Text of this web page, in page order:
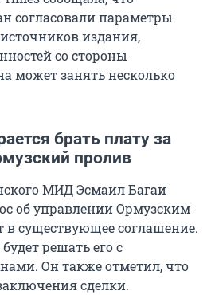
согласовали параметры
издания,
со стороны
может занять несколько
брать плату за
пролив
МИД Эсмаил Багаи
об управлении Ормузским
в существующее соглашение.
решать его с
Он также отметил, что
сделки.